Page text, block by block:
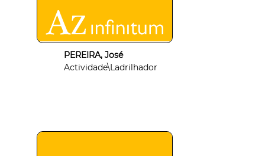
PEREIRA, José
Actividade\Ladrilhador